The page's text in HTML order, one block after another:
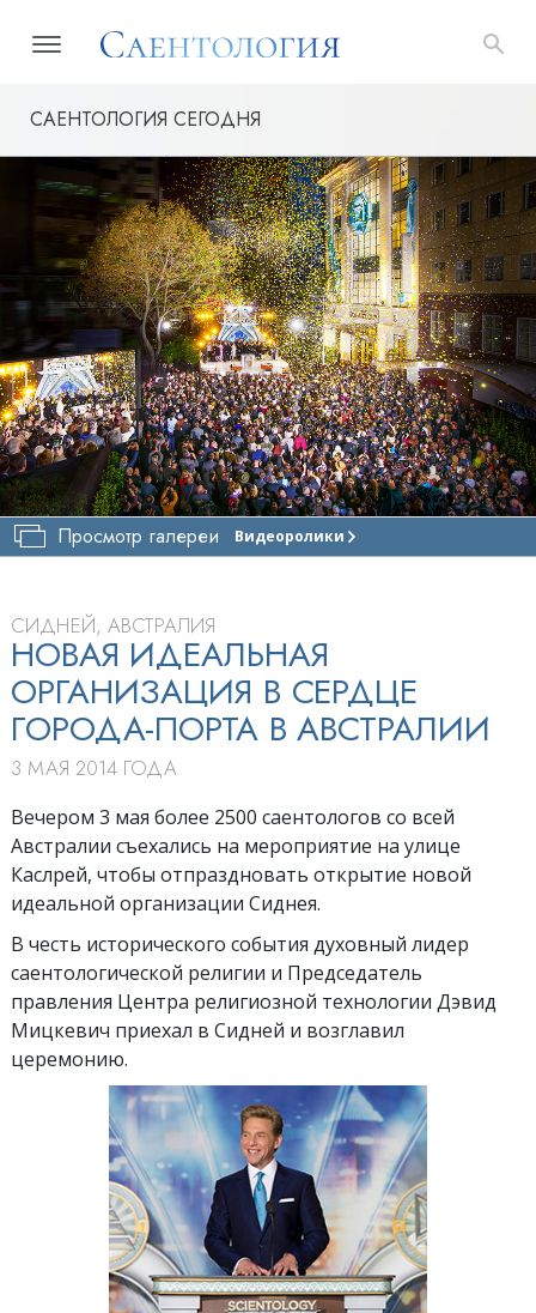
САЕНТОЛОГИЯ СЕГОДНЯ
Просмотр галереи Видеоролики
ЦЕРКОВЬ
ТОРЖЕСТВЕННОЕ
ОТКРЫТИЕ
СИДНЕЙ, АВСТРАЛИЯ
НОВАЯ ИДЕАЛЬНАЯ
ОРГАНИЗАЦИЯ В СЕРДЦЕ
ГОРОДА-ПОРТА В АВСТРАЛИИ
3 МАЯ 2014 ГОДА
Вечером 3 мая более 2500 саентологов со всей
Австралии съехались на мероприятие на улице
Каслрей, чтобы отпраздновать открытие новой
идеальной организации Сиднея.
В честь исторического события духовный лидер
саентологической религии и Председатель
правления Центра религиозной технологии Дэвид
Мицкевич приехал в Сидней и возглавил
церемонию.